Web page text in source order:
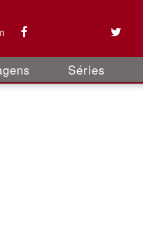
Séries